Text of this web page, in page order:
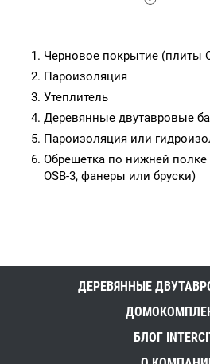
Черновое покрытие (плиты
Пароизоляция
Утеплитель
Деревянные двутавровые
Пароизоляция или
Обрешетка по нижней полке
OSB-3, фанеры или бруски)
ДЕРЕВЯННЫЕ
БЛОГ